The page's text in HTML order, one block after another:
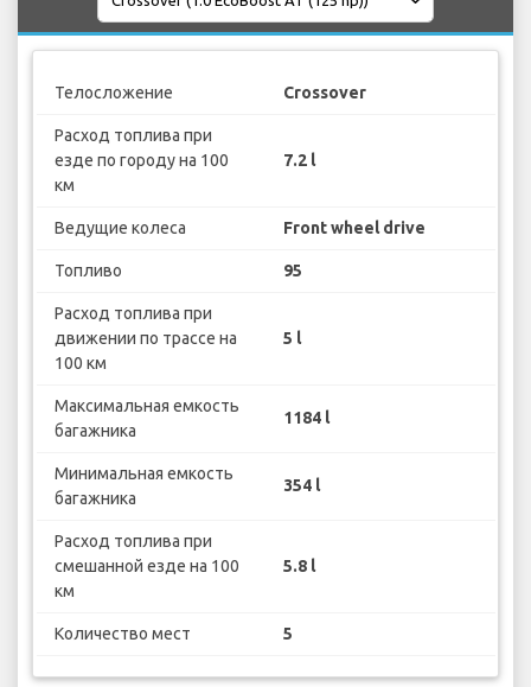
Телосложение Crossover
Расход топлива при
езде по городу на 100
км
7.2 l
Ведущие колеса Front wheel drive
Топливо 95
Расход топлива при
движении по трассе на
100 км
5 l
Максимальная емкость
багажника
1184 l
Минимальная емкость
багажника
354 l
Расход топлива при
смешанной езде на 100
км
5.8 l
Количество мест 5